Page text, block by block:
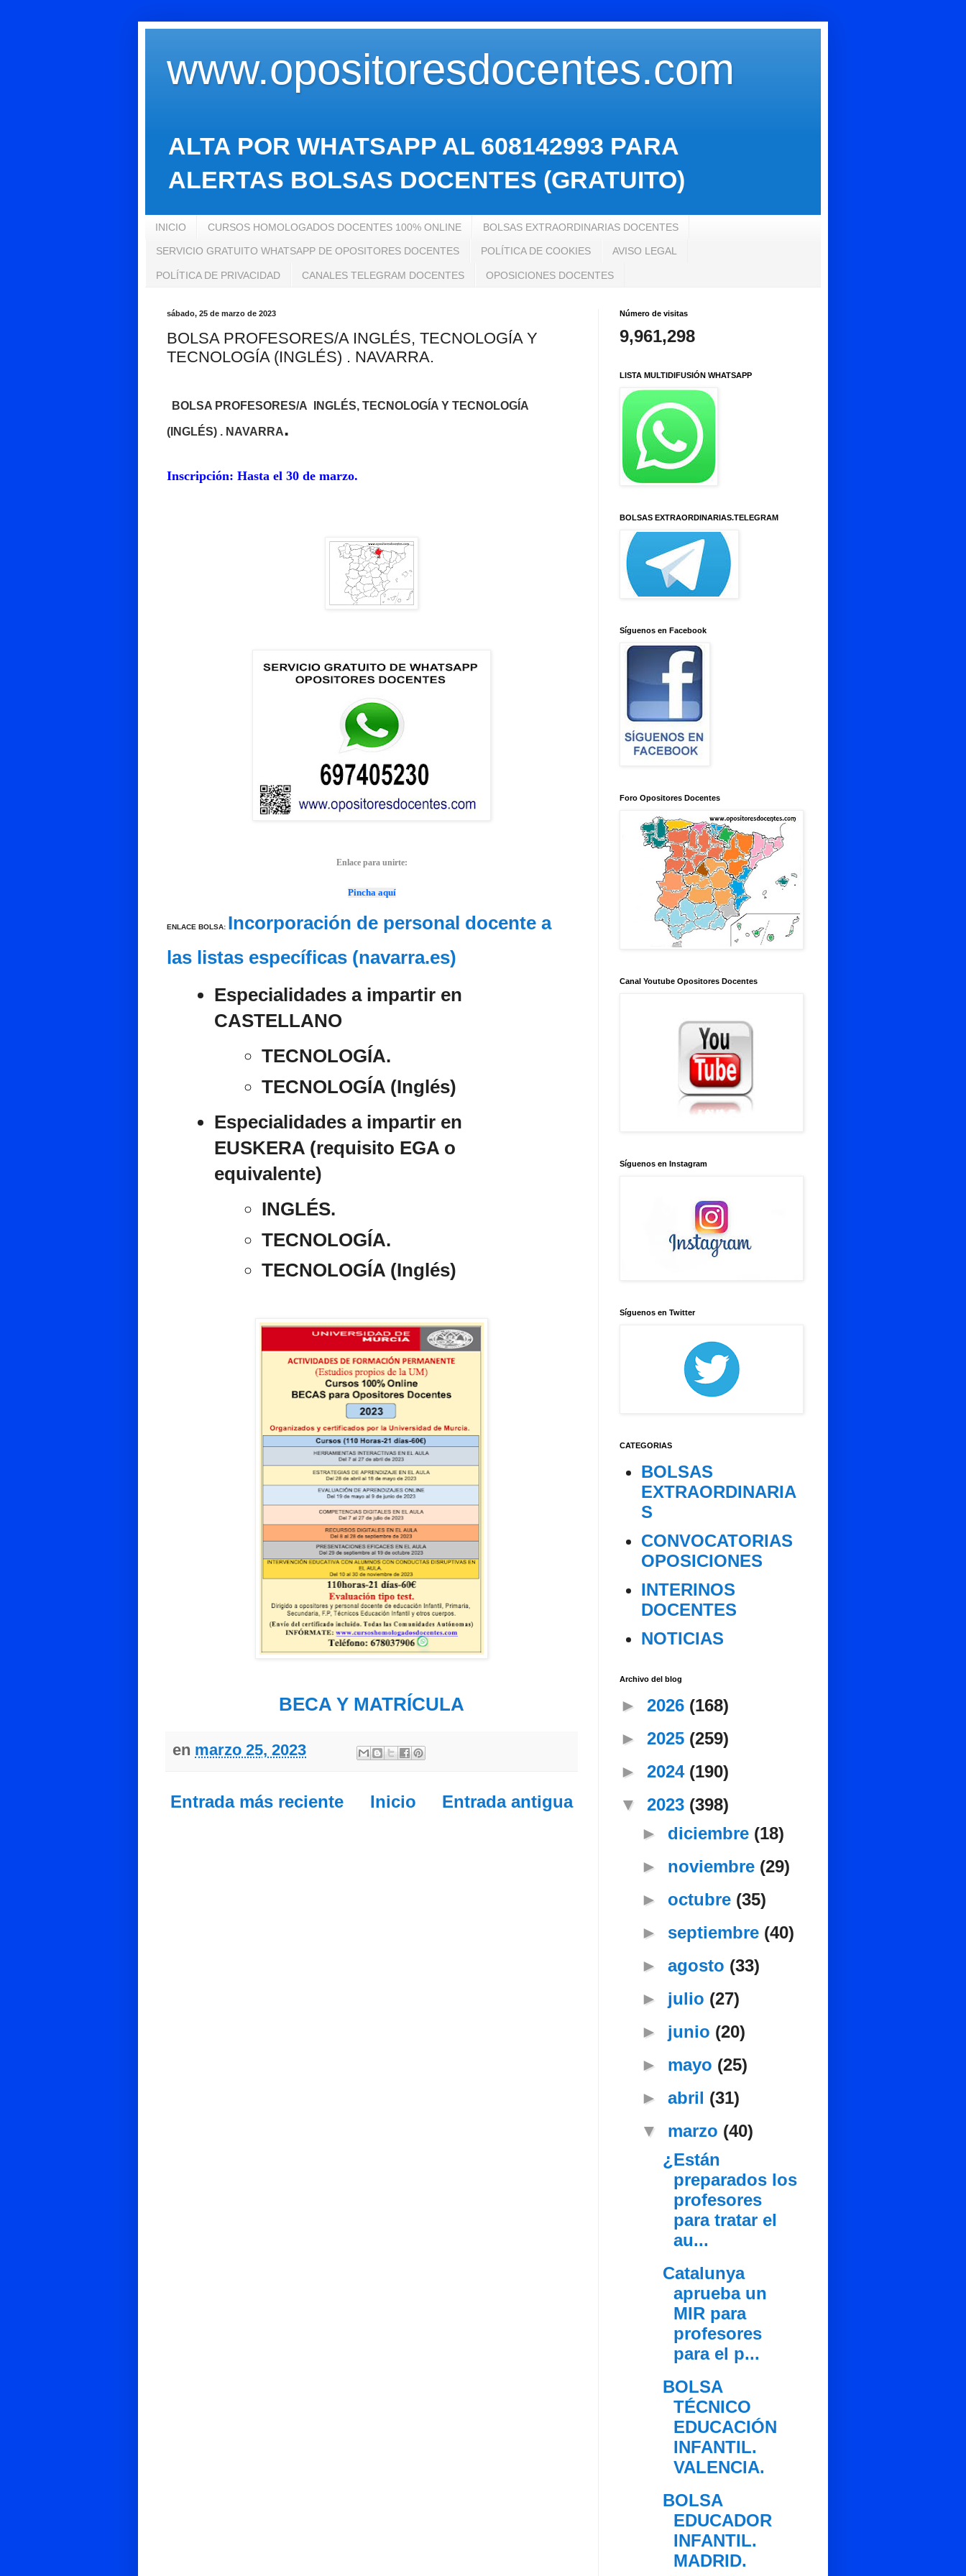
www.opositoresdocentes.com
ALTA POR WHATSAPP AL 608142993 PARA
ALERTAS BOLSAS DOCENTES (GRATUITO)
INICIO CURSOS HOMOLOGADOS DOCENTES 100% ONLINE BOLSAS EXTRAORDINARIAS DOCENTES
SERVICIO GRATUITO WHATSAPP DE OPOSITORES DOCENTES POLÍTICA DE COOKIES AVISO LEGAL
POLÍTICA DE PRIVACIDAD CANALES TELEGRAM DOCENTES OPOSICIONES DOCENTES
sábado, 25 de marzo de 2023
BOLSA PROFESORES/A INGLÉS, TECNOLOGÍA Y
TECNOLOGÍA (INGLÉS) . NAVARRA.
BOLSA PROFESORES/A INGLÉS, TECNOLOGÍA Y TECNOLOGÍA
(INGLÉS) . NAVARRA.
Inscripción: Hasta el 30 de marzo.
Enlace para unirte:
Pincha aquí
ENLACE BOLSA: Incorporación de personal docente a
las listas específicas (navarra.es)
Especialidades a impartir en
CASTELLANO
TECNOLOGÍA.
TECNOLOGÍA (Inglés)
Especialidades a impartir en
EUSKERA (requisito EGA o
equivalente)
INGLÉS.
TECNOLOGÍA.
TECNOLOGÍA (Inglés)
BECA Y MATRÍCULA
en marzo 25, 2023
Entrada más reciente Entrada antigua
Inicio
Número de visitas
9,961,298
LISTA MULTIDIFUSIÓN WHATSAPP
BOLSAS EXTRAORDINARIAS.TELEGRAM
Síguenos en Facebook
Foro Opositores Docentes
Canal Youtube Opositores Docentes
Síguenos en Instagram
Síguenos en Twitter
CATEGORIAS
BOLSAS
EXTRAORDINARIA
S
CONVOCATORIAS
OPOSICIONES
INTERINOS
DOCENTES
NOTICIAS
Archivo del blog
► 2026 (168)
► 2025 (259)
► 2024 (190)
▼ 2023 (398)
► diciembre (18)
► noviembre (29)
► octubre (35)
► septiembre (40)
► agosto (33)
► julio (27)
► junio (20)
► mayo (25)
► abril (31)
▼ marzo (40)
¿Están
preparados los
profesores
para tratar el
au...
Catalunya
aprueba un
MIR para
profesores
para el p...
BOLSA
TÉCNICO
EDUCACIÓN
INFANTIL.
VALENCIA.
BOLSA
EDUCADOR
INFANTIL.
MADRID.